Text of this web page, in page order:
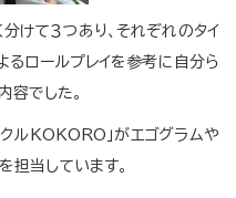
けて３つあり、それぞれのタイ
ロールプレイを参考に自分ら
容でした。
ルKOKORO」がエゴグラムや
担当しています。